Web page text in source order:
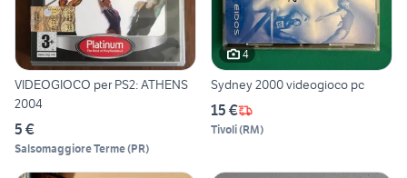
VIDEOGIOCO per PS2: ATHENS
2004
5 €
Salsomaggiore Terme(PR)
4
Sydney 2000 videogioco pc
15 €
Tivoli(RM)